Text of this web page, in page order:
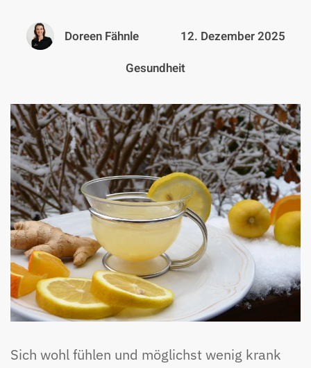
Doreen Fähnle
12. Dezember 2025
Gesundheit
Sich wohl fühlen und möglichst wenig krank